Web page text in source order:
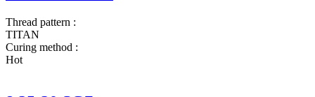
Thread pattern :
TITAN
Curing method :
Hot